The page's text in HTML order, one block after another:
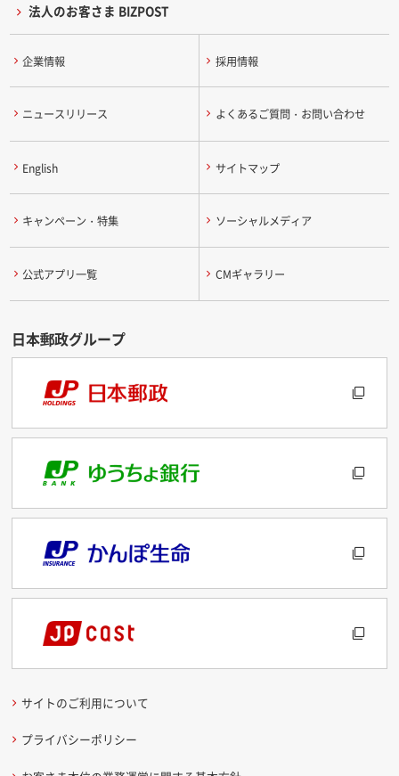
法人のお客さま BIZPOST
企業情報 採用情報
ニュースリリース よくあるご質問・お問い合わせ
English サイトマップ
キャンペーン・特集 ソーシャルメディア
公式アプリ一覧 CMギャラリー
サイトのご利用について
プライバシーポリシー